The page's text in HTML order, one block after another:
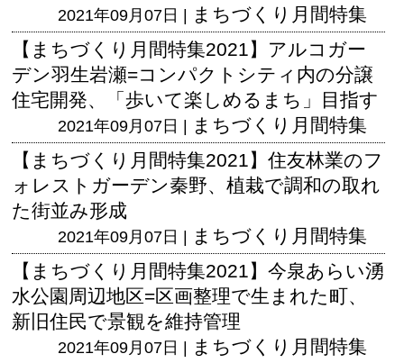
2021年09月07日 | まちづくり月間特集
【まちづくり月間特集2021】アルコガー
デン羽生岩瀬=コンパクトシティ内の分譲
住宅開発、「歩いて楽しめるまち」目指す
2021年09月07日 | まちづくり月間特集
【まちづくり月間特集2021】住友林業のフ
ォレストガーデン秦野、植栽で調和の取れ
た街並み形成
2021年09月07日 | まちづくり月間特集
【まちづくり月間特集2021】今泉あらい湧
水公園周辺地区=区画整理で生まれた町、
新旧住民で景観を維持管理
2021年09月07日 | まちづくり月間特集